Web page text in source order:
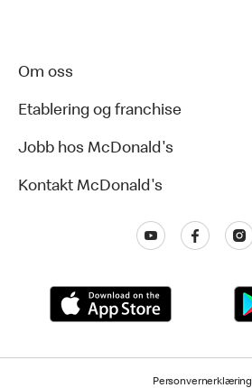
Om oss
Etablering og franchise
Jobb hos McDonald's
Kontakt McDonald's
Personvernerklæring